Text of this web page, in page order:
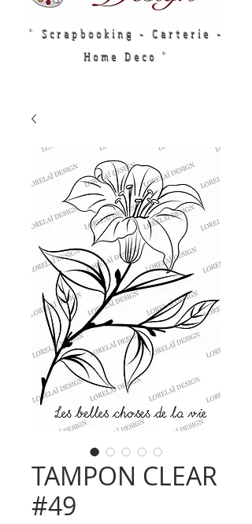
" Scrapbooking - Carterie -
Home Deco "
TAMPON CLEAR
#49